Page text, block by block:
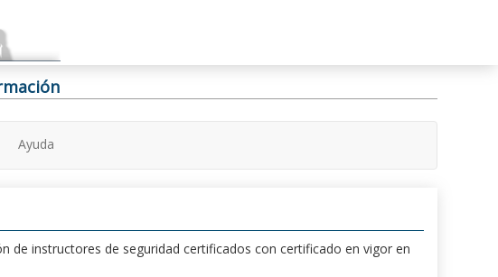
Ayuda
de instructores de seguridad certificados con certificado en vigor en